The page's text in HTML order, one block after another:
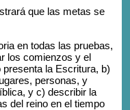
que las metas se
en todas las pruebas,
los comienzos y el
la Escritura, b)
personas, y
y c) describir la
del reino en el tiempo